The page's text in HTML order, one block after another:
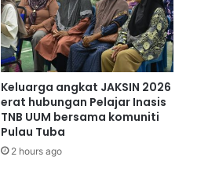
Keluarga angkat JAKSIN 2026
erat hubungan Pelajar Inasis
TNB UUM bersama komuniti
Pulau Tuba
2 hours ago